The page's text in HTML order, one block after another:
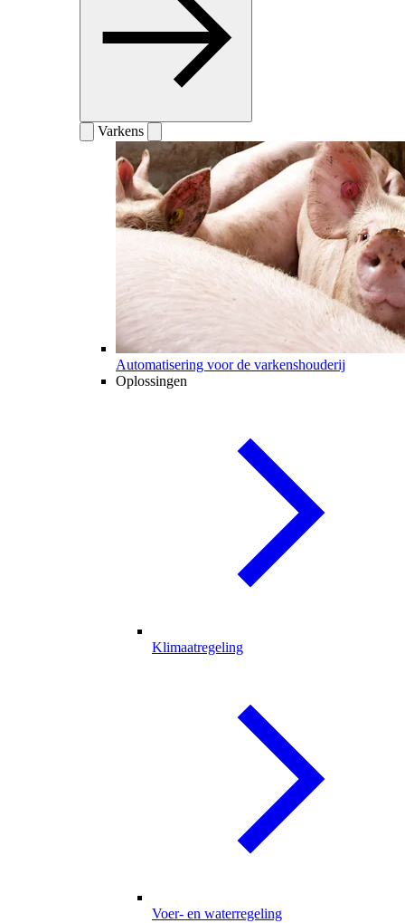
Varkens
Automatisering voor de varkenshouderij
Oplossingen
Klimaatregeling
Voer- en waterregeling